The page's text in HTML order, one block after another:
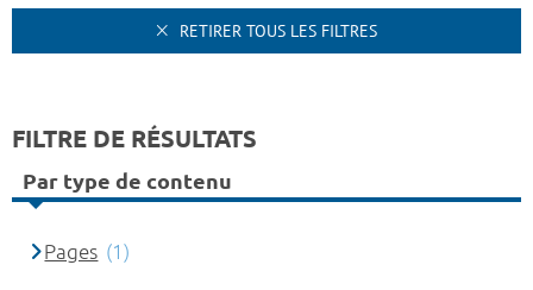
RETIRER TOUS LES FILTRES
FILTRE DE RÉSULTATS
Par type de contenu
Pages (1)